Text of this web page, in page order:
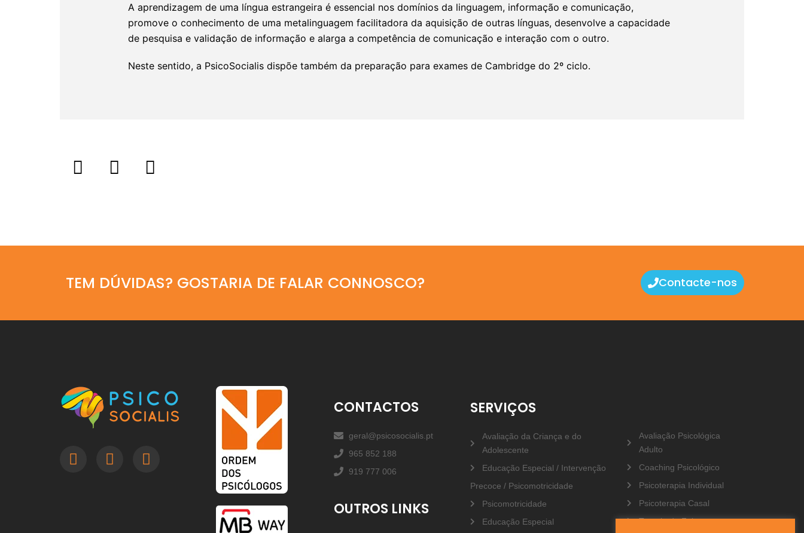
A aprendizagem de uma língua estrangeira é essencial nos domínios da linguagem, informação e comunicação,
promove o conhecimento de uma metalinguagem facilitadora da aquisição de outras línguas, desenvolve a capacidade
de pesquisa e validação de informação e alarga a competência de comunicação e interação com o outro.
Neste sentido, a PsicoSocialis dispõe também da preparação para exames de Cambridge do 2º ciclo.
TEM DÚVIDAS? GOSTARIA DE FALAR CONNOSCO? Contacte-nos
CONTACTOS
geral@psicosocialis.pt
965 852 188
919 777 006
OUTROS LINKS
SERVIÇOS
Avaliação da Criança e do
Adolescente
Educação Especial / Intervenção
Precoce / Psicomotricidade
Psicomotricidade
Educação Especial
Avaliação Psicológica
Adulto
Coaching Psicológico
Psicoterapia Individual
Psicoterapia Casal
Terapia da Fala